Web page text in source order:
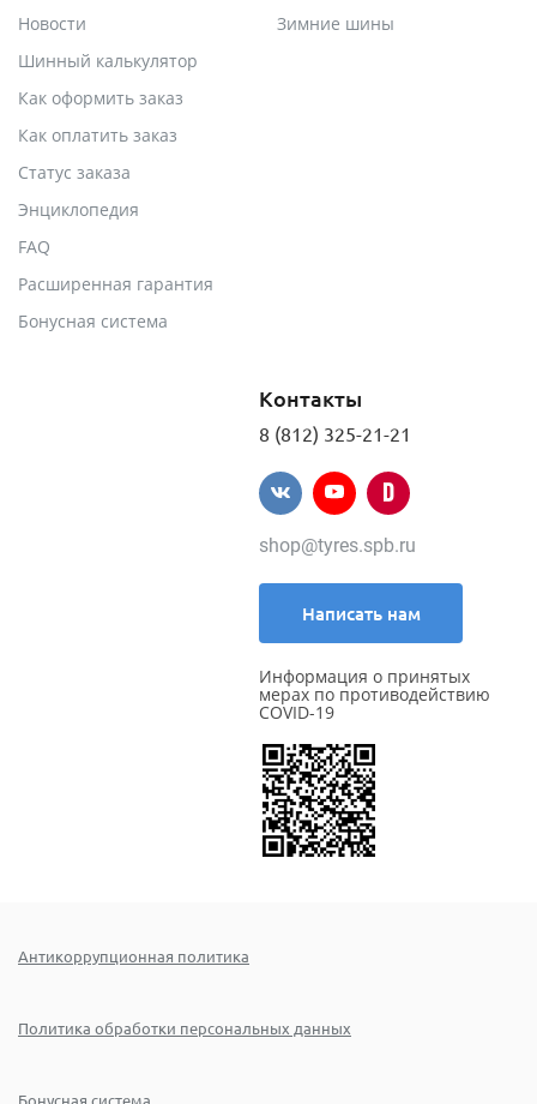
Новости
Шинный калькулятор
Как оформить заказ
Как оплатить заказ
Статус заказа
Энциклопедия
FAQ
Расширенная гарантия
Бонусная система
Зимние шины
Контакты
8 (812) 325-21-21
shop@tyres.spb.ru
Написать нам
Информация о принятых
мерах по противодействию
COVID-19
Антикоррупционная политика
Политика обработки персональных данных